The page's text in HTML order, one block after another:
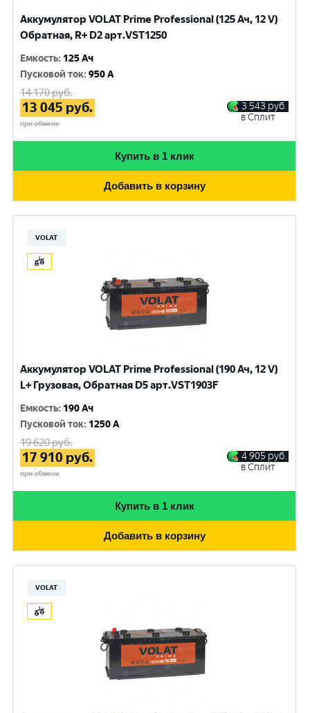
Аккумулятор VOLAT Prime Professional (125 Ач, 12 V)
Обратная, R+ D2 арт.VST1250
Емкость: 125 Ач
Пусковой ток:950 A
14 170руб.
13 045 руб.
при обмене
3 543 руб.
в Сплит
Купить в 1 клик
Добавить в корзину
VOLAT
Аккумулятор VOLAT Prime Professional (190 Ач, 12 V)
L+ Грузовая, Обратная D5 арт.VST1903F
Емкость: 190 Ач
Пусковой ток: 1250 A
19 620руб.
17 910 руб.
при обмене
4 905 руб.
в Сплит
Купить в 1 клик
Добавить в корзину
VOLAT